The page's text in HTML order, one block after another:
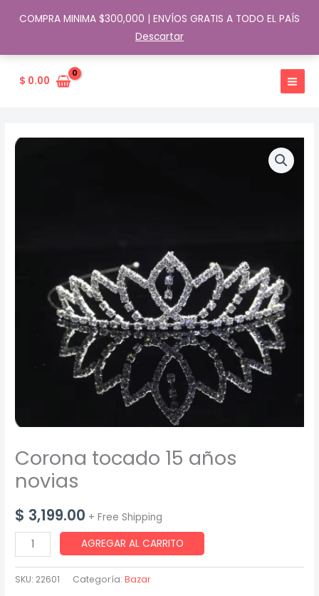
COMPRA MINIMA $300,000 | ENVÍOS GRATIS A TODO EL PAÍS
Descartar
$ 0.00
Corona tocado 15 años
novias
$ 3,199.00 + Free Shipping
Corona
tocado
15
AGREGAR AL CARRITO
SKU: 22601 Categoría:Bazar